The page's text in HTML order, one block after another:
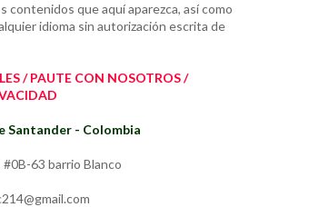
contenidos que aquí aparezca, así como
idioma sin autorización escrita de
/ PAUTE CON NOSOTROS /
Santander - Colombia
63 barrio Blanco